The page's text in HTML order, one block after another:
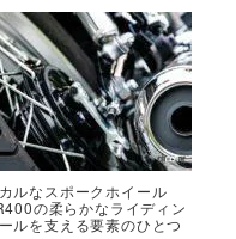
ルなスポークホイール
の柔らかなライディン
ルを支える要素のひとつ